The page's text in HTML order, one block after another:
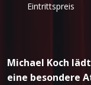
Eintrittspreis
Michael Koch
eine besondere